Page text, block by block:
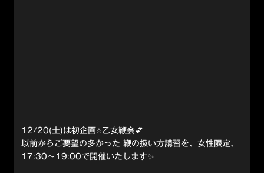
12/20(土)は初企画⭐️乙女鞭会💕
以前からご要望の多かった 鞭の扱い方講習を、女性限定、
17:30〜19:00で開催いたします✨